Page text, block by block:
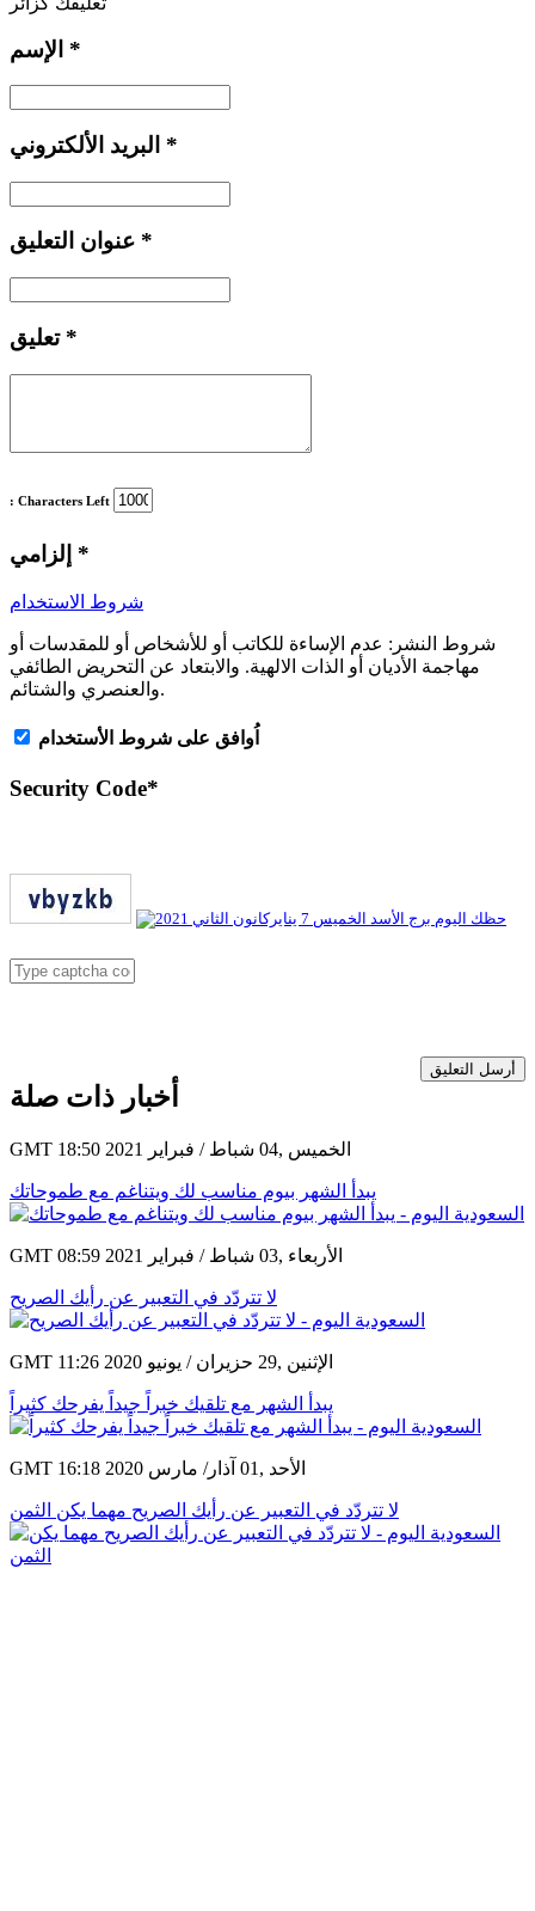
*
*
*
تعليق *
: Characters Left
*
شروط الاستخدام
شروط النشر: عدم الإساءة للكاتب أو للأشخاص أو للمقدسات أو
مهاجمة الأديان أو الذات الالهية. والابتعاد عن التحريض الطائفي
والعنصري والشتائم.
اُوافق على شروط الأستخدام
Security Code*
أرسل التعليق
أخبار ذات صلة
GMT 18:50 2021 الخميس ,04 شباط / فبراير
يبدأ الشهر بيوم مناسب لك ويتناغم مع طموحاتك
GMT 08:59 2021 الأربعاء ,03 شباط / فبراير
لا تتردّد في التعبير عن رأيك الصريح
GMT 11:26 2020 الإثنين ,29 حزيران / يونيو
يبدأ الشهر مع تلقيك خبراً جيداً يفرحك كثيراً
GMT 16:18 2020 الأحد ,01 آذار/ مارس
لا تتردّد في التعبير عن رأيك الصريح مهما يكن الثمن